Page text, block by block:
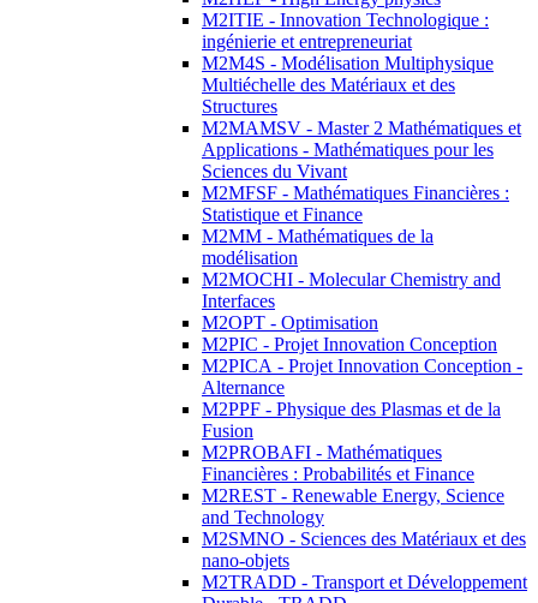
M2ITIE - Innovation Technologique :
ingénierie et entrepreneuriat
M2M4S - Modélisation Multiphysique
Multiéchelle des Matériaux et des
Structures
M2MAMSV - Master 2 Mathématiques et
Applications - Mathématiques pour les
Sciences du Vivant
M2MFSF - Mathématiques Financières :
Statistique et Finance
M2MM - Mathématiques de la
modélisation
M2MOCHI - Molecular Chemistry and
Interfaces
M2OPT - Optimisation
M2PIC - Projet Innovation Conception
M2PICA - Projet Innovation Conception -
Alternance
M2PPF - Physique des Plasmas et de la
Fusion
M2PROBAFI - Mathématiques
Financières : Probabilités et Finance
M2REST - Renewable Energy, Science
and Technology
M2SMNO - Sciences des Matériaux et des
nano-objets
M2TRADD - Transport et Développement